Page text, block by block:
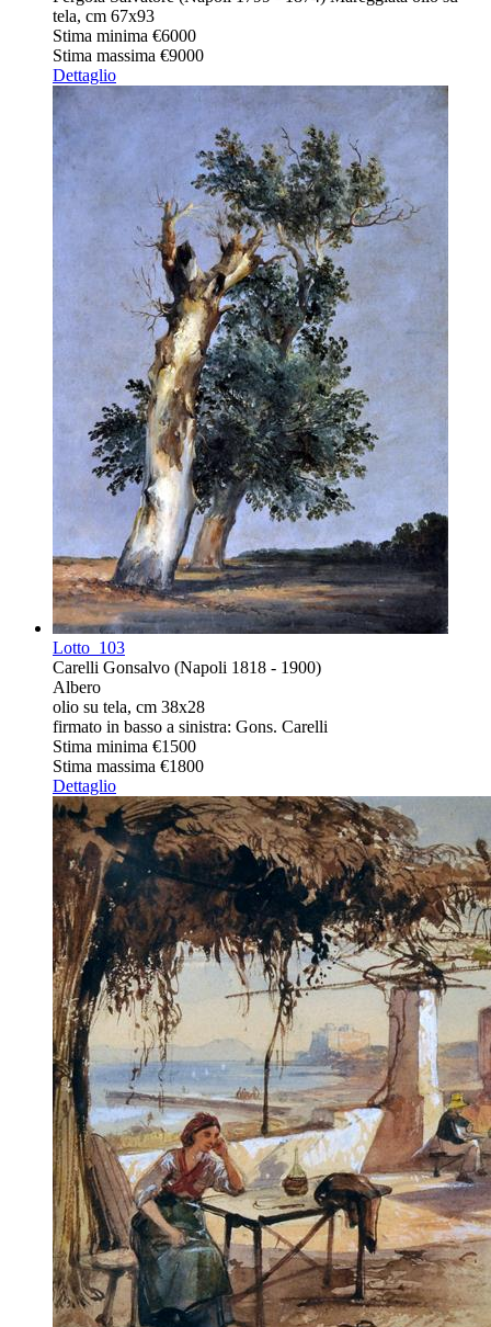
tela, cm 67x93
Stima minima €6000
Stima massima €9000
Dettaglio
Lotto 103
Carelli Gonsalvo (Napoli 1818 - 1900)
Albero
olio su tela, cm 38x28
firmato in basso a sinistra: Gons. Carelli
Stima minima €1500
Stima massima €1800
Dettaglio